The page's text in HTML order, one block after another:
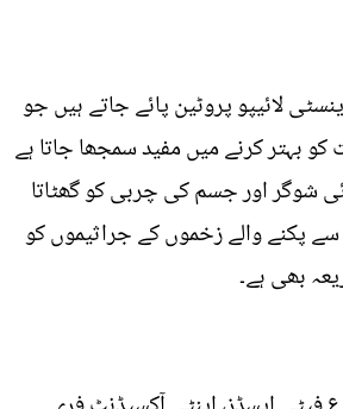
لائیپو پروٹین پائے جاتے ہیں جو
کرنے میں مفید سمجھا جاتا ہے
شوگر اور جسم کی چربی کو گھٹاتا
پکنے والے زخموں کے جراثیموں کو
بھی ہے۔